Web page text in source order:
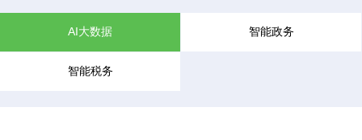
AI大数据 智能政务
智能税务